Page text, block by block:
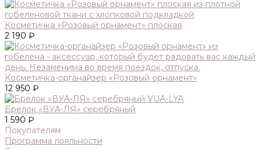
Косметичка «Розовый орнамент» плоская
2 190 ₽
Косметичка-органайзер «Розовый орнамент»
12 950 ₽
Брелок «ВУА-ЛЯ» серебряный
1 590 ₽
Покупателям
Программа лояльности